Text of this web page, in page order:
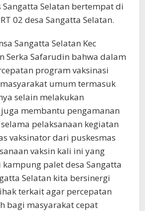
Sangatta Selatan bertempat di
02 desa Sangatta Selatan.
Sangatta Selatan Kec
Serka Safarudin bahwa dalam
program vaksinasi
umum termasuk
selain melakukan
membantu pengamanan
pelaksanaan kegiatan
vaksinator dari puskesmas
vaksin kali ini yang
palet desa Sangatta
Selatan kita bersinergi
terkait agar percepatan
bagi masyarakat cepat